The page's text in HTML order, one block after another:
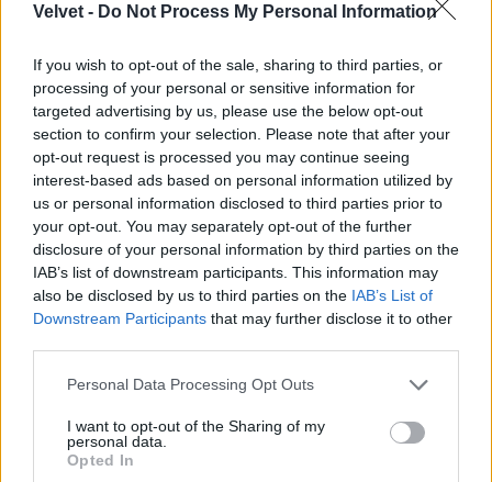
Velvet - Do Not Process My Personal Information
If you wish to opt-out of the sale, sharing to third parties, or
processing of your personal or sensitive information for
targeted advertising by us, please use the below opt-out
section to confirm your selection. Please note that after your
opt-out request is processed you may continue seeing
interest-based ads based on personal information utilized by
us or personal information disclosed to third parties prior to
your opt-out. You may separately opt-out of the further
disclosure of your personal information by third parties on the
IAB’s list of downstream participants. This information may
also be disclosed by us to third parties on the IAB’s List of
Downstream Participants that may further disclose it to other
Please note that this website/app uses one or more Google
not limited to your visit or usage behaviour. You may click to
grant or deny consent to Google and its third-party tags to
use your data for below specified purposes in below Google
Personal Data Processing Opt Outs
I want to opt-out of the Sharing of my
personal data.
Opted In